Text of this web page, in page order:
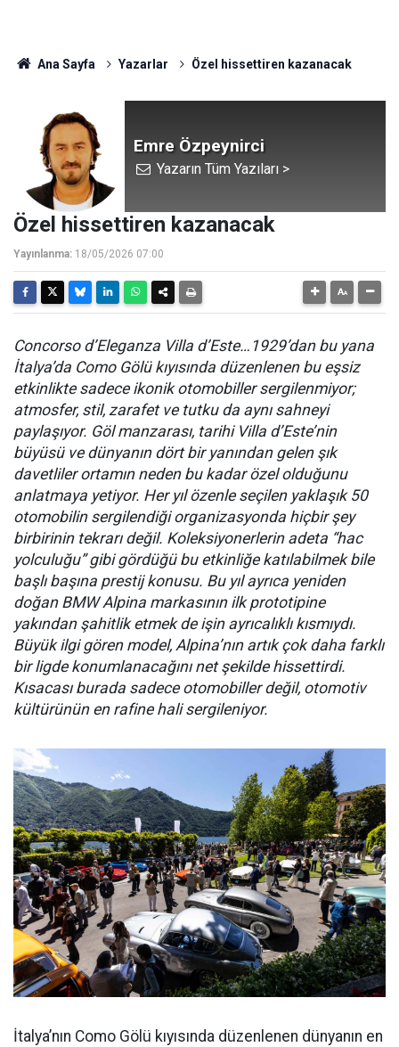
Ana Sayfa Yazarlar Özel hissettiren kazanacak
Emre Özpeynirci
Yazarın Tüm Yazıları >
Özel hissettiren kazanacak
Yayınlanma: 18/05/2026 07:00
Concorso d’Eleganza Villa d’Este…1929’dan bu yana
İtalya’da Como Gölü kıyısında düzenlenen bu eşsiz
etkinlikte sadece ikonik otomobiller sergilenmiyor;
atmosfer, stil, zarafet ve tutku da aynı sahneyi
paylaşıyor. Göl manzarası, tarihi Villa d’Este’nin
büyüsü ve dünyanın dört bir yanından gelen şık
davetliler ortamın neden bu kadar özel olduğunu
anlatmaya yetiyor. Her yıl özenle seçilen yaklaşık 50
otomobilin sergilendiği organizasyonda hiçbir şey
birbirinin tekrarı değil. Koleksiyonerlerin adeta “hac
yolculuğu” gibi gördüğü bu etkinliğe katılabilmek bile
başlı başına prestij konusu. Bu yıl ayrıca yeniden
doğan BMW Alpina markasının ilk prototipine
yakından şahitlik etmek de işin ayrıcalıklı kısmıydı.
Büyük ilgi gören model, Alpina’nın artık çok daha farklı
bir ligde konumlanacağını net şekilde hissettirdi.
Kısacası burada sadece otomobiller değil, otomotiv
kültürünün en rafine hali sergileniyor.
İtalya’nın Como Gölü kıyısında düzenlenen dünyanın en